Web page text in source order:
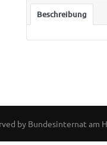
Beschreibung
by Bundesinternat am